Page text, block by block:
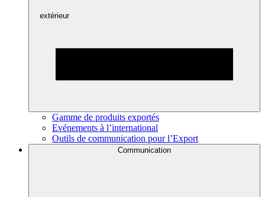
extérieur
Gamme de produits exportés
Evénements à l’international
Outils de communication pour l’Export
Communication